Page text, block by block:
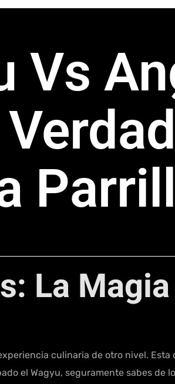
Vs
La
culinaria de otro nivel. Esta
el Wagyu, seguramente sabes de